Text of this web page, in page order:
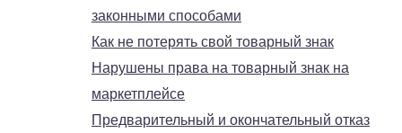
законными способами
Как не потерять свой товарный знак
Нарушены права на товарный знак на
маркетплейсе
Предварительный и окончательный отказ